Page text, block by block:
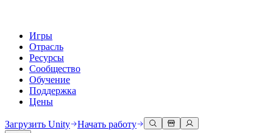
Игры
Отрасль
Ресурсы
Сообщество
Обучение
Поддержка
Цены
Загрузить Unity Начать работу